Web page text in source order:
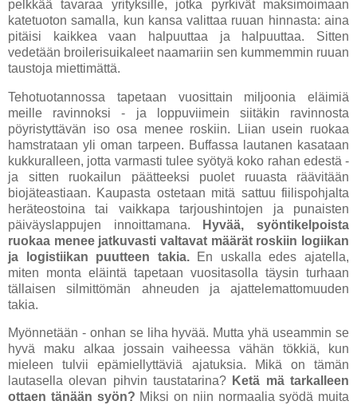
pelkkää tavaraa yrityksille, jotka pyrkivät maksimoimaan
katetuoton samalla, kun kansa valittaa ruuan hinnasta: aina
pitäisi kaikkea vaan halpuuttaa ja halpuuttaa. Sitten
vedetään broilerisuikaleet naamariin sen kummemmin ruuan
taustoja miettimättä.
Tehotuotannossa tapetaan vuosittain miljoonia eläimiä
meille ravinnoksi - ja loppuviimein siitäkin ravinnosta
pöyristyttävän iso osa menee roskiin. Liian usein ruokaa
hamstrataan yli oman tarpeen. Buffassa lautanen kasataan
kukkuralleen, jotta varmasti tulee syötyä koko rahan edestä -
ja sitten ruokailun päätteeksi puolet ruuasta räävitään
biojäteastiaan. Kaupasta ostetaan mitä sattuu fiilispohjalta
heräteostoina tai vaikkapa tarjoushintojen ja punaisten
päiväyslappujen innoittamana.
Hyvää, syöntikelpoista
ruokaa menee jatkuvasti valtavat määrät roskiin logiikan
ja logistiikan puutteen takia.En uskalla edes ajatella,
miten monta eläintä tapetaan vuositasolla täysin turhaan
tällaisen silmittömän ahneuden ja ajattelemattomuuden
takia.
Myönnetään - onhan se liha hyvää. Mutta yhä useammin se
hyvä maku alkaa jossain vaiheessa vähän tökkiä, kun
mieleen tulvii epämiellyttäviä ajatuksia. Mikä on tämän
lautasella olevan pihvin taustatarina? Ketä mä tarkalleen
ottaen tänään syön? Miksi on niin normaalia syödä muita